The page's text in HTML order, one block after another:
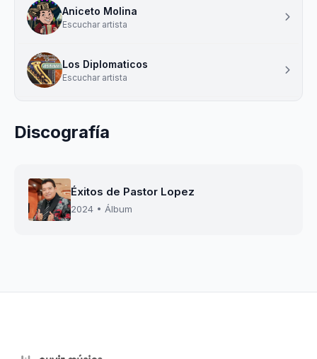
Aniceto Molina
Escuchar artista
Los Diplomaticos
Escuchar artista
Discografía
Éxitos de Pastor Lopez
2024 • Álbum